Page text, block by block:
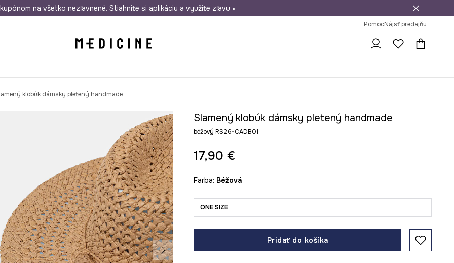
od 50 € Odoslanie aj do 24 hodín 30 dní na vrátenie tovaru
kupónom na všetko nezľavnené. Stiahnite si aplikáciu a využite zľavu »
PomocNájsť predajňu
klobúk dámsky pletený handmade
Slamený klobúk dámsky pletený handmade
béžový RS26-CADB01
17,90 €
Farba: béžová
ONE SIZE
Pridať do košíka